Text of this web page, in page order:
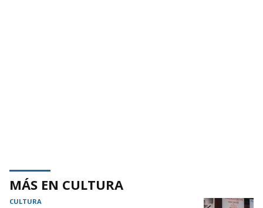
MÁS EN CULTURA
CULTURA